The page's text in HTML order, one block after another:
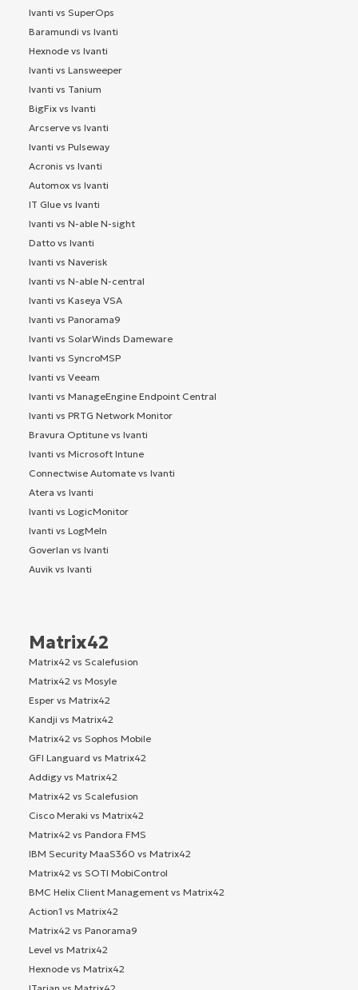
Ivanti vs SuperOps
Baramundi vs Ivanti
Hexnode vs Ivanti
Ivanti vs Lansweeper
Ivanti vs Tanium
BigFix vs Ivanti
Arcserve vs Ivanti
Ivanti vs Pulseway
Acronis vs Ivanti
Automox vs Ivanti
IT Glue vs Ivanti
Ivanti vs N-able N-sight
Datto vs Ivanti
Ivanti vs Naverisk
Ivanti vs N-able N-central
Ivanti vs Kaseya VSA
Ivanti vs Panorama9
Ivanti vs SolarWinds Dameware
Ivanti vs SyncroMSP
Ivanti vs Veeam
Ivanti vs ManageEngine Endpoint Central
Ivanti vs PRTG Network Monitor
Bravura Optitune vs Ivanti
Ivanti vs Microsoft Intune
Connectwise Automate vs Ivanti
Atera vs Ivanti
Ivanti vs LogicMonitor
Ivanti vs LogMeIn
Goverlan vs Ivanti
Auvik vs Ivanti
Matrix42
Matrix42 vs Scalefusion
Matrix42 vs Mosyle
Esper vs Matrix42
Kandji vs Matrix42
Matrix42 vs Sophos Mobile
GFI Languard vs Matrix42
Addigy vs Matrix42
Matrix42 vs Scalefusion
Cisco Meraki vs Matrix42
Matrix42 vs Pandora FMS
IBM Security MaaS360 vs Matrix42
Matrix42 vs SOTI MobiControl
BMC Helix Client Management vs Matrix42
Action1 vs Matrix42
Matrix42 vs Panorama9
Level vs Matrix42
Hexnode vs Matrix42